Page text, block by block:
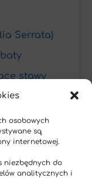
osobowych
są
internetowej.
niezbędnych do
analitycznych i
Serrata)
stawy
jak się przed